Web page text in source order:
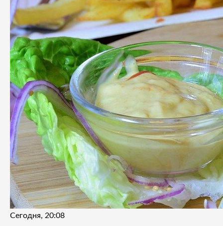
Сегодня, 20:08